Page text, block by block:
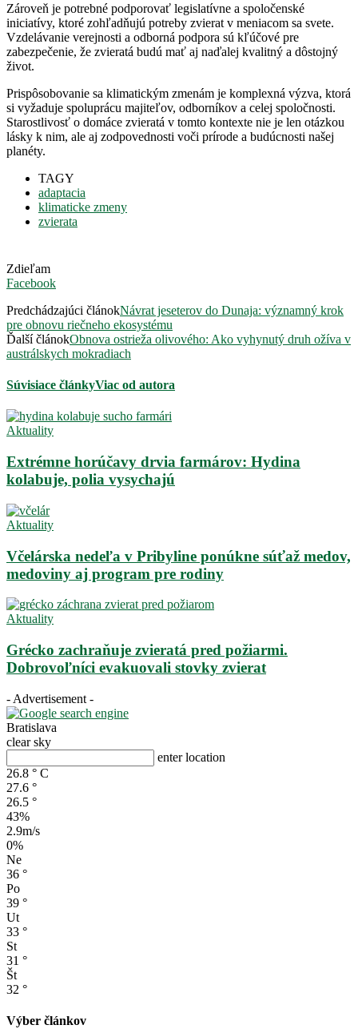
Zároveň je potrebné podporovať legislatívne a spoločenské
iniciatívy, ktoré zohľadňujú potreby zvierat v meniacom sa svete.
Vzdelávanie verejnosti a odborná podpora sú kľúčové pre
zabezpečenie, že zvieratá budú mať aj naďalej kvalitný a dôstojný
život.
Prispôsobovanie sa klimatickým zmenám je komplexná výzva, ktorá
si vyžaduje spoluprácu majiteľov, odborníkov a celej spoločnosti.
Starostlivosť o domáce zvieratá v tomto kontexte nie je len otázkou
lásky k nim, ale aj zodpovednosti voči prírode a budúcnosti našej
planéty.
TAGY
adaptacia
klimaticke zmeny
zvierata
Zdieľam
Facebook
Predchádzajúci článokNávrat jeseterov do Dunaja: významný krok
pre obnovu riečneho ekosystému
Ďalší článokObnova ostrieža olivového: Ako vyhynutý druh ožíva v
austrálskych mokradiach
Súvisiace článkyViac od autora
Aktuality
Extrémne horúčavy drvia farmárov: Hydina
kolabuje, polia vysychajú
Aktuality
Včelárska nedeľa v Pribyline ponúkne súťaž medov,
medoviny aj program pre rodiny
Aktuality
Grécko zachraňuje zvieratá pred požiarmi.
Dobrovoľníci evakuovali stovky zvierat
- Advertisement -
Bratislava
clear sky
enter location
26.8 ° C
27.6 °
26.5 °
43%
2.9m/s
0%
Ne
36 °
Po
39 °
Ut
33 °
St
31 °
Št
32 °
Výber článkov